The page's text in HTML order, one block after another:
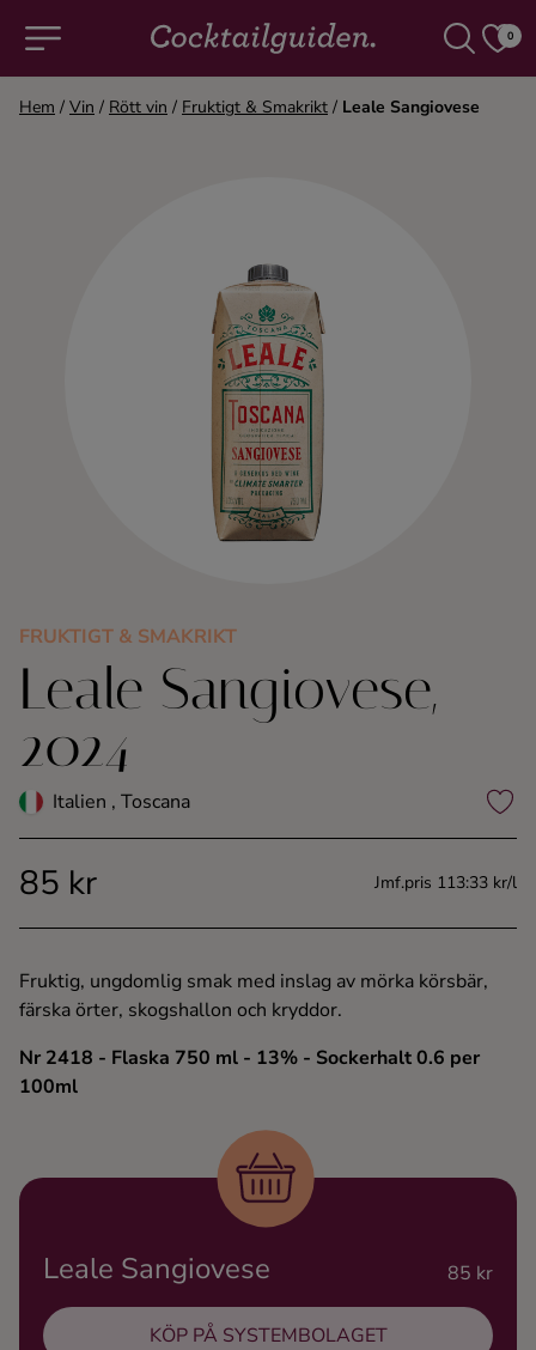
0
Konjak
Likör
Rom
Tequila
Hem / Vin / Rött vin / Fruktigt & Smakrikt / Leale Sangiovese
FRUKTIGT & SMAKRIKT
Leale Sangiovese,
2024
Italien , Toscana
85 kr Jmf.pris 113:33 kr/l
Fruktig, ungdomlig smak med inslag av mörka körsbär,
färska örter, skogshallon och kryddor.
Nr 2418 - Flaska 750 ml - 13% - Sockerhalt 0.6 per
100ml
Leale Sangiovese 85 kr
KÖP PÅ SYSTEMBOLAGET